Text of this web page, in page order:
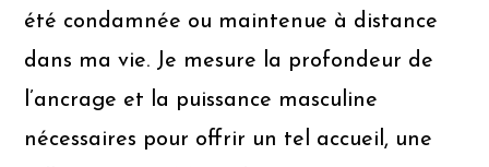
été condamnée ou maintenue à distance
dans ma vie. Je mesure la profondeur de
l’ancrage et la puissance masculine
nécessaires pour offrir un tel accueil, une